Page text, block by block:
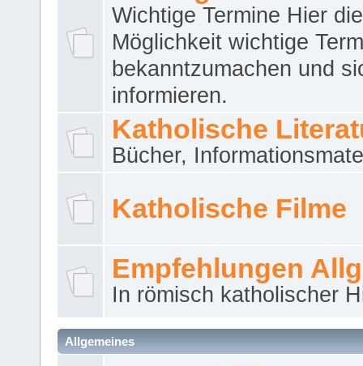
Wichtige Termine Hier die
Möglichkeit wichtige
bekanntzumachen und
informieren.
Katholische
Bücher,
Katholische Filme
Empfehlungen
In römisch katholischer
Allgemeines